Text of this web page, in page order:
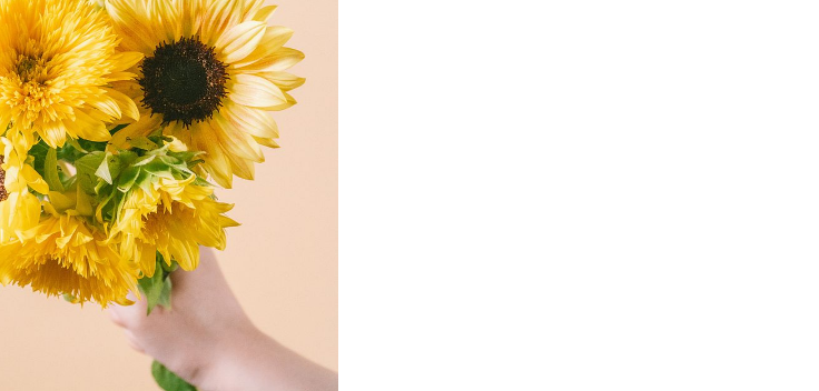
は生き物なので、どうしても色味やサイ
ありますが、できるだけ写真のイメージ
きるように人の目でチェックをしていま